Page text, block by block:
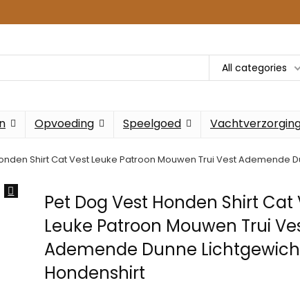
All categories
Opvoeding Speelgoed
Shirt Cat Vest Leuke Patroon Mouwen Trui Vest Ademende
Pet Dog Vest Honden Shirt Cat
Leuke Patroon Mouwen Trui
Ademende Dunne
Hondenshirt